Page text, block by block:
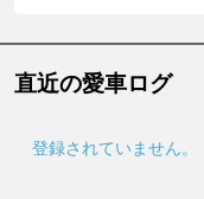
直近の愛車ログ
登録されていません。